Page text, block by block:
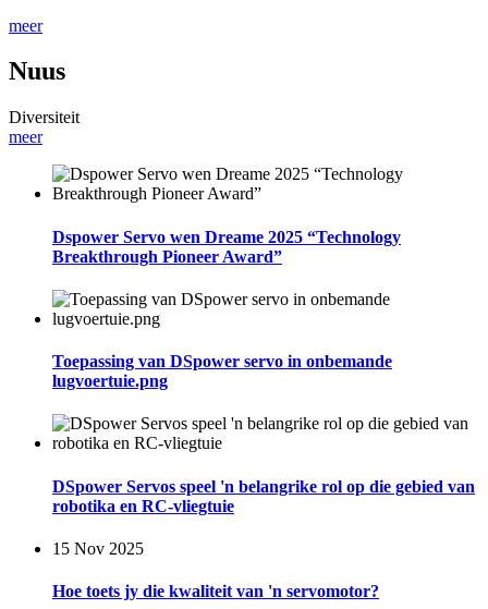
meer
Nuus
Diversiteit
meer
Dspower Servo wen Dreame 2025 “Technology
Breakthrough Pioneer Award”
Toepassing van DSpower servo in onbemande
lugvoertuie.png
DSpower Servos speel 'n belangrike rol op die gebied van
robotika en RC-vliegtuie
15 Nov 2025
Hoe toets jy die kwaliteit van 'n servomotor?